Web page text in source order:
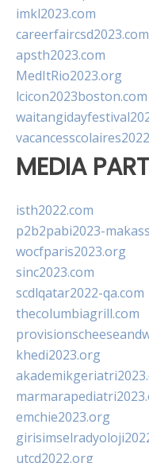
imkl2023.com
careerfaircsd2023.com
apsth2023.com
MedItRio2023.org
lcicon2023boston.com
MEDIA
isth2022.com
p2b2pabi2023-
wocfparis2023.org
sinc2023.com
scdlqatar2022-qa.com
thecolumbiagrill.com
khedi2023.org
emchie2023.org
utcd2022.org